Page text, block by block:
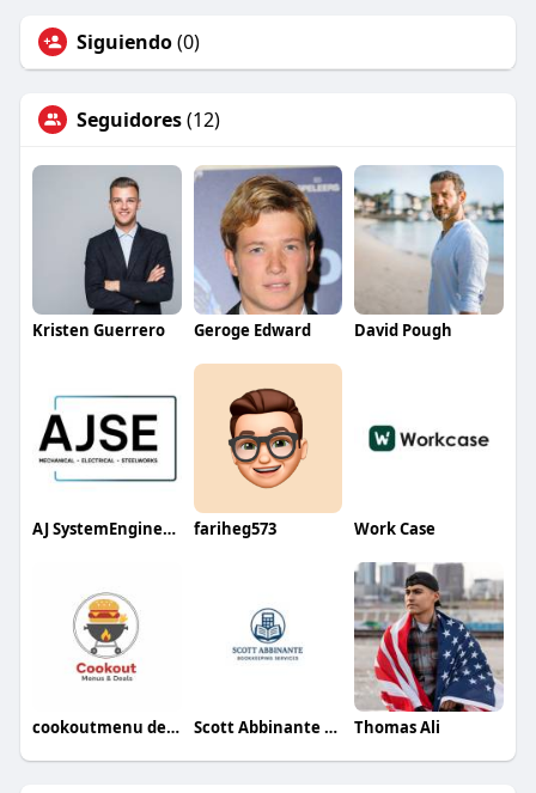
Siguiendo(0)
Seguidores(12)
Kristen Guerrero Geroge Edward David Pough
AJ SystemEngineering fariheg573 Work Case
cookoutmenu deals Scott Abbinante Bookkeeping Thomas Ali